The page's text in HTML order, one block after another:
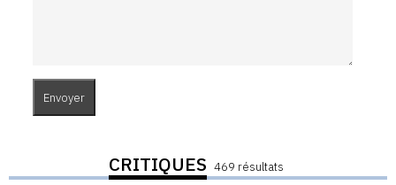
CRITIQUES 469 résultats